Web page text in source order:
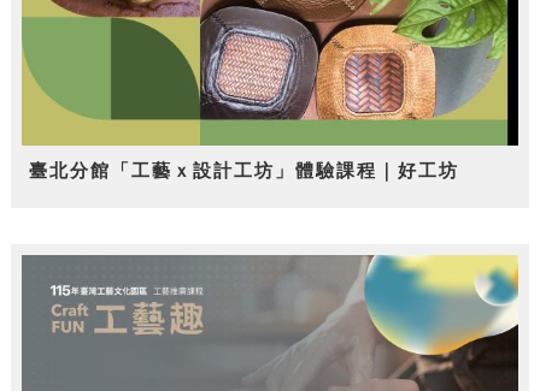
臺北分館「工藝ｘ設計工坊」體驗課程｜好工坊